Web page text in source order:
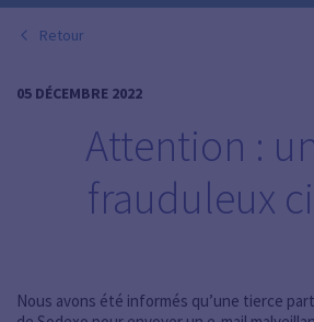
Retour
05 DÉCEMBRE 2022
Attention :
frauduleux
Nous avons été informés qu’une tierce